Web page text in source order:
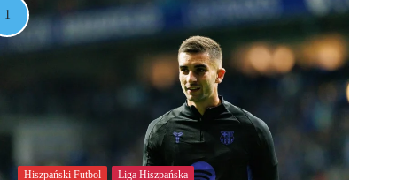
Hiszpański Futbol Liga Hiszpańska